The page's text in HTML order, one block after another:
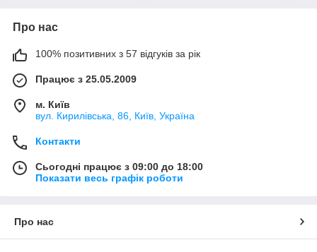
Про нас
100% позитивних з 57 відгуків за рік
Працює з 25.05.2009
м. Київ
вул. Кирилівська, 86, Київ, Україна
Контакти
Сьогодні працює з 09:00 до 18:00
Показати весь графік роботи
Про нас